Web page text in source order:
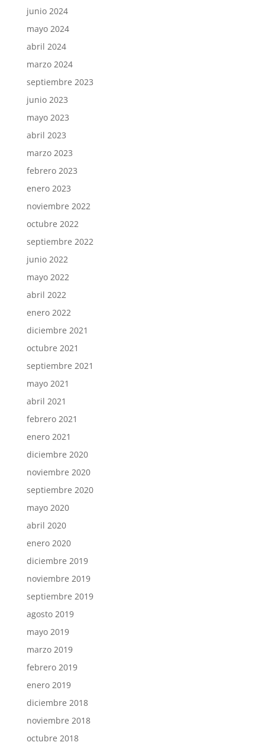
junio 2024
mayo 2024
abril 2024
marzo 2024
septiembre 2023
junio 2023
mayo 2023
abril 2023
marzo 2023
febrero 2023
enero 2023
noviembre 2022
octubre 2022
septiembre 2022
junio 2022
mayo 2022
abril 2022
enero 2022
diciembre 2021
octubre 2021
septiembre 2021
mayo 2021
abril 2021
febrero 2021
enero 2021
diciembre 2020
noviembre 2020
septiembre 2020
mayo 2020
abril 2020
enero 2020
diciembre 2019
noviembre 2019
septiembre 2019
agosto 2019
mayo 2019
marzo 2019
febrero 2019
enero 2019
diciembre 2018
noviembre 2018
octubre 2018